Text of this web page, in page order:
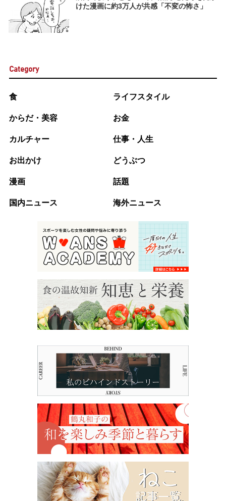
けた漫画に約3万人が共感「不変の怖さ」
Category
食 ライフスタイル
からだ・美容 お金
カルチャー 仕事・人生
お出かけ どうぶつ
漫画 話題
国内ニュース 海外ニュース